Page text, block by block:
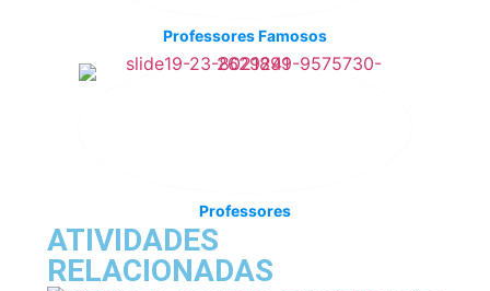
Professores Famosos
Professores
ATIVIDADES
RELACIONADAS